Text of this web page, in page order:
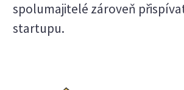
spolumajitelé zároveň
startupu.